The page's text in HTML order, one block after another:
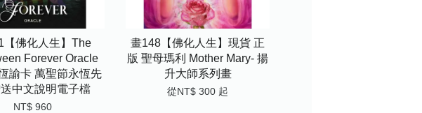
【佛化人生】The
Forever Oracle
諭卡 萬聖節永恆先
中文說明電子檔
NT$ 960
畫148【佛化人生】現貨 正
版 聖母瑪利 Mother Mary- 揚
升大師系列畫
從 NT$ 300 起